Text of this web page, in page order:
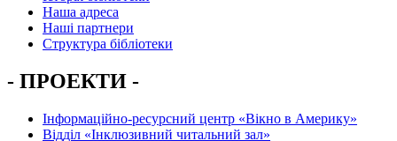
Наша адреса
Наші партнери
Структура бібліотеки
- ПРОЕКТИ -
Інформаційно-ресурсний центр «Вікно в Америку»
Вiддiл «Інклюзивний читальний зал»